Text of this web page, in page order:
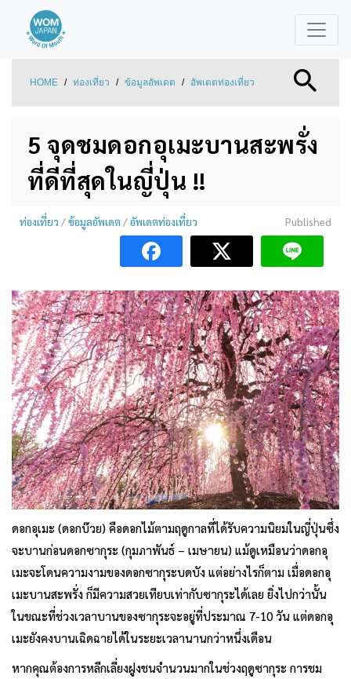
HOME / ท่องเที่ยว / ข้อมูลอัพเดต / อัพเดตท่องเที่ยว
5 จุดชมดอกอุเมะบานสะพรั่ง
ที่ดีที่สุดในญี่ปุ่น !!
ท่องเที่ยว /ข้อมูลอัพเดต /อัพเดตท่องเที่ยว Published
ดอกอุเมะ (ดอกบ๊วย) คือดอกไม้ตามฤดูกาลที่ได้รับความนิยมในญี่ปุ่นซึ่ง
จะบานก่อนดอกซากุระ (กุมภาพันธ์ – เมษายน) แม้ดูเหมือนว่าดอกอุ
เมะจะโดนความงามของดอกซากุระบดบัง แต่อย่างไรก็ตาม เมื่อดอกอุ
เมะบานสะพรั่ง ก็มีความสวยเทียบเท่ากับซากุระได้เลย ยิ่งไปกว่านั้น
ในขณะที่ช่วงเวลาบานของซากุระจะอยู่ที่ประมาณ 7-10 วัน แต่ดอกอุ
เมะยังคงบานเฉิดฉายได้ในระยะเวลานานกว่าหนึ่งเดือน
หากคุณต้องการหลีกเลี่ยงฝูงชนจำนวนมากในช่วงฤดูซากุระ การชม